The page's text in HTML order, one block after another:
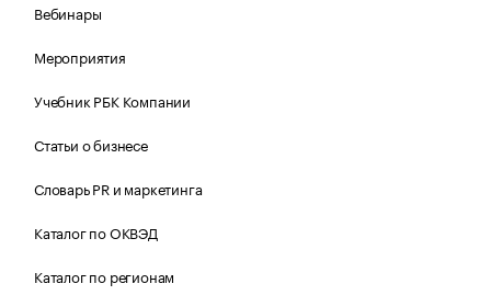
Вебинары
Мероприятия
Учебник РБК Компании
Статьи о бизнесе
Словарь PR и маркетинга
Каталог по ОКВЭД
Каталог по регионам